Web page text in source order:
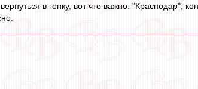
в гонку, вот что важно. "Краснодар",